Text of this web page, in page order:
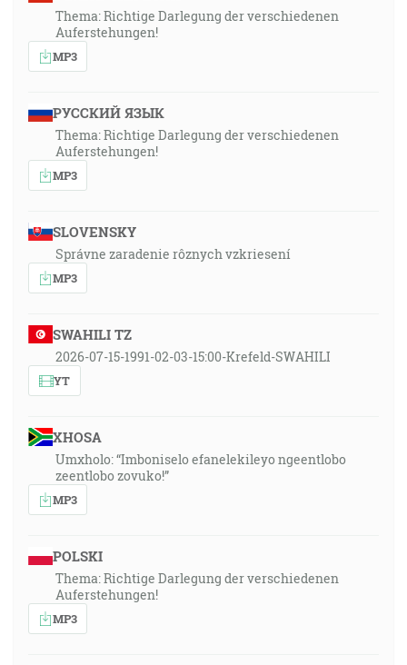
Thema: Richtige Darlegung der verschiedenen
Auferstehungen!
MP3
РУССКИЙ ЯЗЫК
Thema: Richtige Darlegung der verschiedenen
Auferstehungen!
MP3
SLOVENSKY
Správne zaradenie rôznych vzkriesení
MP3
SWAHILI TZ
2026-07-15-1991-02-03-15:00-Krefeld-SWAHILI
YT
XHOSA
Umxholo: “Imboniselo efanelekileyo ngeentlobo
zeentlobo zovuko!”
MP3
POLSKI
Thema: Richtige Darlegung der verschiedenen
Auferstehungen!
MP3